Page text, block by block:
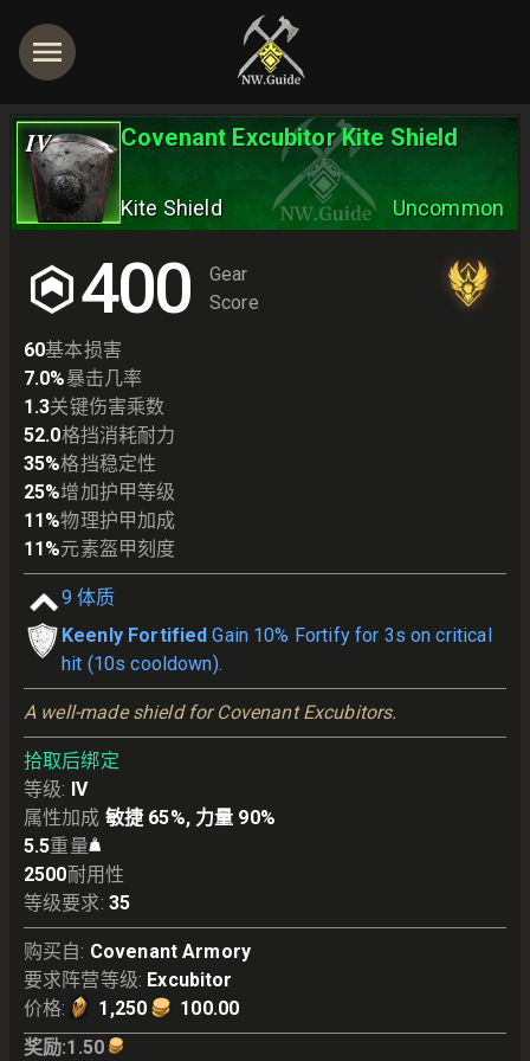
IV Covenant Excubitor Kite Shield
Kite Shield Uncommon
400
Gear
Score
60基本损害
7.0%暴击几率
1.3关键伤害乘数
52.0格挡消耗耐力
35%格挡稳定性
25%增加护甲等级
11%物理护甲加成
11%元素盔甲刻度
9 体质
Keenly Fortified Gain 10% Fortify for 3s on critical
hit (10s cooldown).
A well-made shield for Covenant Excubitors.
拾取后绑定
等级: IV
属性加成 敏捷 65%, 力量 90%
5.5重量
2500耐用性
等级要求: 35
购买自: Covenant Armory
要求阵营等级: Excubitor
价格: 1,250
100.00
奖励:1.50